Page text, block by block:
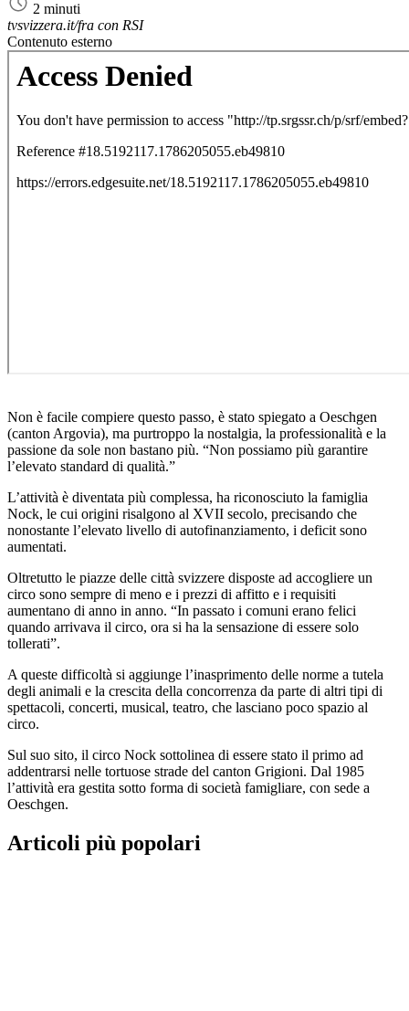
2 minuti
tvsvizzera.it/fra con RSI
Contenuto esterno
Non è facile compiere questo passo, è stato spiegato a Oeschgen
(canton Argovia), ma purtroppo la nostalgia, la professionalità e la
passione da sole non bastano più. “Non possiamo più garantire
l’elevato standard di qualità.”
L’attività è diventata più complessa, ha riconosciuto la famiglia
Nock, le cui origini risalgono al XVII secolo, precisando che
nonostante l’elevato livello di autofinanziamento, i deficit sono
aumentati.
Oltretutto le piazze delle città svizzere disposte ad accogliere un
circo sono sempre di meno e i prezzi di affitto e i requisiti
aumentano di anno in anno. “In passato i comuni erano felici
quando arrivava il circo, ora si ha la sensazione di essere solo
tollerati”.
A queste difficoltà si aggiunge l’inasprimento delle norme a tutela
degli animali e la crescita della concorrenza da parte di altri tipi di
spettacoli, concerti, musical, teatro, che lasciano poco spazio al
circo.
Sul suo sito, il circo Nock sottolinea di essere stato il primo ad
addentrarsi nelle tortuose strade del canton Grigioni. Dal 1985
l’attività era gestita sotto forma di società famigliare, con sede a
Oeschgen.
Articoli più popolari